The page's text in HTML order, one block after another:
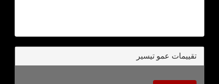
تقييمات عمو تيسير